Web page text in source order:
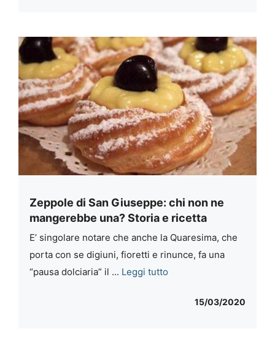
Zeppole di San Giuseppe: chi non ne
mangerebbe una? Storia e ricetta
E’ singolare notare che anche la Quaresima, che
porta con se digiuni, fioretti e rinunce, fa una
“pausa dolciaria” il ... Leggi tutto
15/03/2020